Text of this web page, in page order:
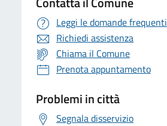
Leggi le domande frequenti
Richiedi assistenza
Chiama il Comune
Prenota appuntamento
Problemi in città
Segnala disservizio